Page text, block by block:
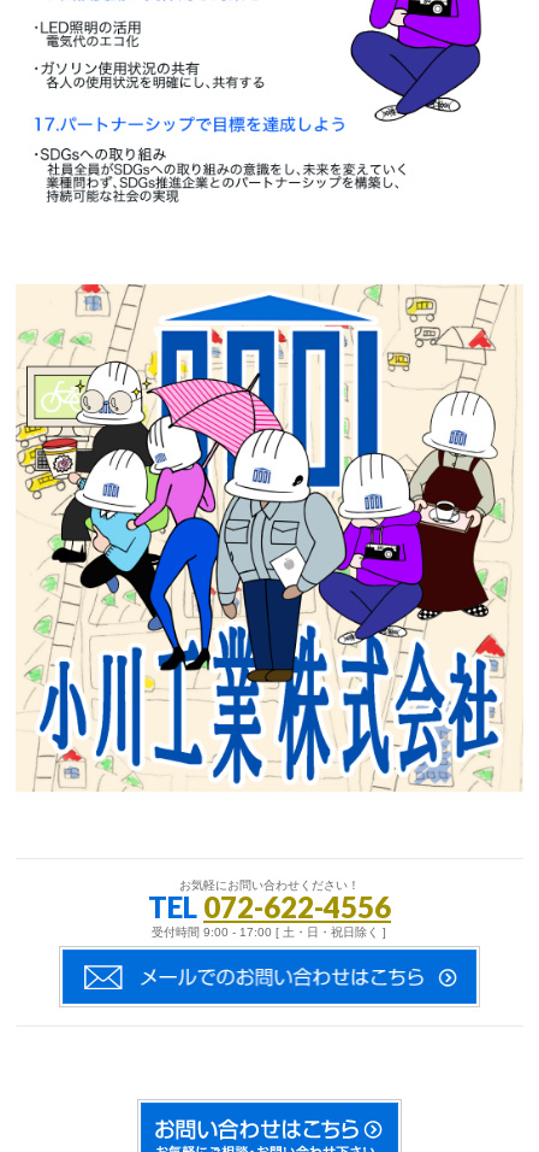
お気軽にお問い合わせください！
TEL 072-622-4556
受付時間 9:00 - 17:00 [ 土・日・祝日除く ]